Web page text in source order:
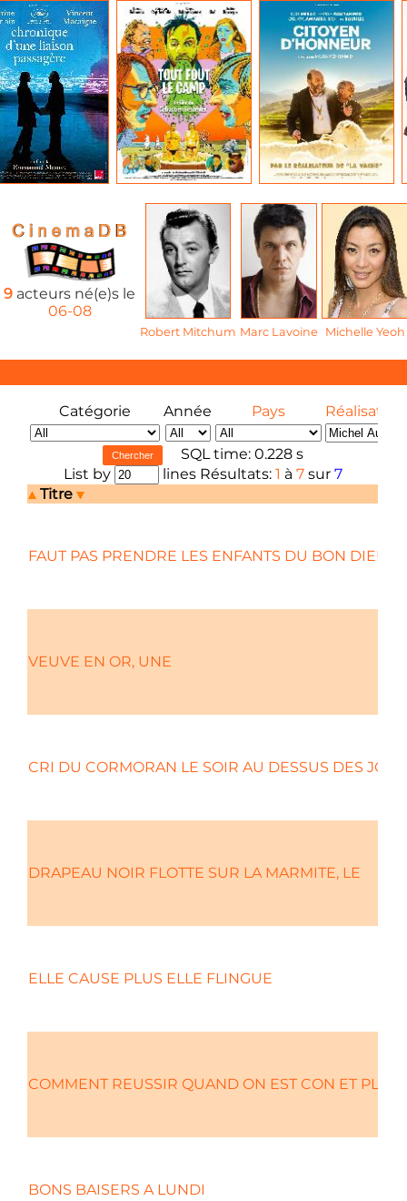
9 acteurs né(e)s le
06-08
Robert Mitchum Marc Lavoine Michelle Yeoh
Catégorie Année Pays Réalisateur
SQL time: 0.228 s
List by
lines Résultats: 1 à 7sur 7
Titre
FAUT PAS PRENDRE LES ENFANTS DU BON DIEU
VEUVE EN OR, UNE
CRI DU CORMORAN LE SOIR AU DESSUS DES
DRAPEAU NOIR FLOTTE SUR LA MARMITE, LE
ELLE CAUSE PLUS ELLE FLINGUE
COMMENT REUSSIR QUAND ON EST CON ET
BONS BAISERS A LUNDI